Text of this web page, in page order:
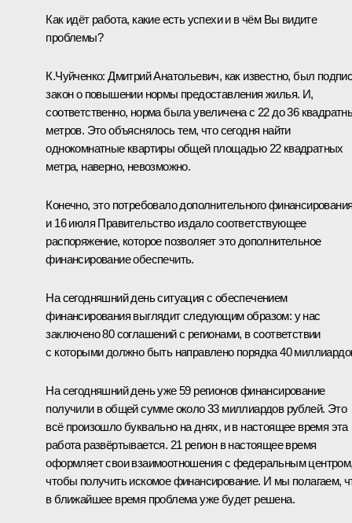
Как идёт работа, какие есть успехи и в чём Вы видите
проблемы?
К.Чуйченко: Дмитрий Анатольевич, как известно, был
закон о повышении нормы предоставления жилья. И,
соответственно, норма была увеличена с 22 до 36
метров. Это объяснялось тем, что сегодня найти
однокомнатные квартиры общей площадью 22 квадратных
метра, наверно, невозможно.
Конечно, это потребовало дополнительного
и 16 июля Правительство издало соответствующее
распоряжение, которое позволяет это дополнительное
финансирование обеспечить.
На сегодняшний день ситуация с обеспечением
финансирования выглядит следующим образом: у нас
заключено 80 соглашений с регионами, в соответствии
с которыми должно быть направлено порядка 40
На сегодняшний день уже 59 регионов финансирование
получили в общей сумме около 33 миллиардов рублей. Это
всё произошло буквально на днях, и в настоящее время эта
работа развёртывается. 21 регион в настоящее время
оформляет свои взаимоотношения с федеральным
чтобы получить искомое финансирование. И мы полагаем,
в ближайшее время проблема уже будет решена.